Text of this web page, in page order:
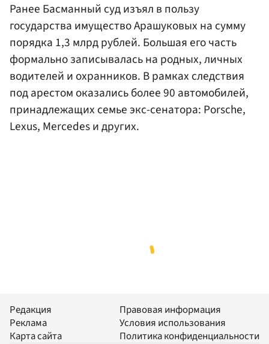
Ранее Басманный суд изъял в пользу
государства имущество Арашуковых на сумму
порядка 1,3 млрд рублей. Большая его часть
формально записывалась на родных, личных
водителей и охранников. В рамках следствия
под арестом оказались более 90 автомобилей,
принадлежащих семье экс-сенатора: Porsche,
Lexus, Mercedes и других.
Редакция
Реклама
Карта сайта
Правовая информация
Условия использования
Политика конфиденциальности